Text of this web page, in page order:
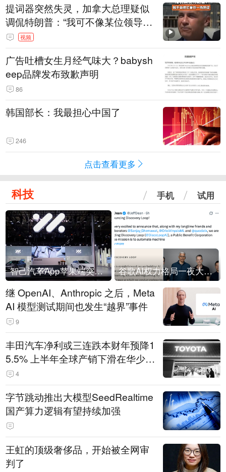
提词器突然失灵，加拿大总理疑似
调侃特朗普：“我可不像某位领导
人，把这当成一场阴谋”，全场哄笑
视频
广告吐槽女生月经气味大？babysh
eep品牌发布致歉声明
86
韩国部长：我最担心中国了
246
点击查看更多
科技 手机 试用
智己汽车App苹果端突然“下架” 谷歌AI权力格局一夜大洗牌
继 OpenAI、Anthropic 之后，Meta
AI 模型测试期间也发生“越界”事件
9
丰田汽车净利或三连跌本财年预降1
5.5% 上半年全球产销下滑在华少卖
14.3万辆
4
字节跳动推出大模型SeedRealtime
国产算力逻辑有望持续加强
王虹的顶级奢侈品，开始被全网审
判了